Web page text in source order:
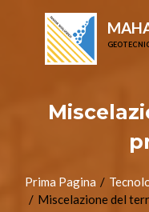
Prima Pagina
Miscelazione del